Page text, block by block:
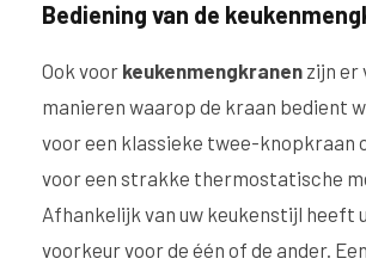
Bediening van de
Ook voor keukenmengkranen zijn er
manieren waarop de kraan bedient
voor een klassieke twee-knopkraan
voor een strakke thermostatische
Afhankelijk van uw keukenstijl heeft
voorkeur voor de één of de ander.